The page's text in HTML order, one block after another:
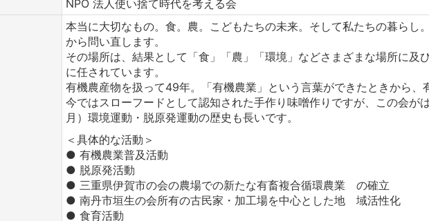
NPO 法人使い捨て時代を考える会
本当に大切なもの。食。農。こどもたちの未来。そして私たちの暮らし
から問い直します。
その場所は、結果として「食」「農」「環境」などさまざまな場所に及
に任されています。
有機農産物を扱って49年。「有機農業」という言葉ができたときから、
今ではスローフードとして認知された手作り味噌作りですが、この会が
月）環境運動・脱原発運動の歴史も長いです。
＜具体的な活動＞
● 有機農業普及活動
● 脱原発活動
● 三重県伊賀市の会の農場での新たな有畜複合循環農業 の確立
● 南丹市垣生の会所有の古民家・加工場を中心とした地 域活性化
● 食育活動